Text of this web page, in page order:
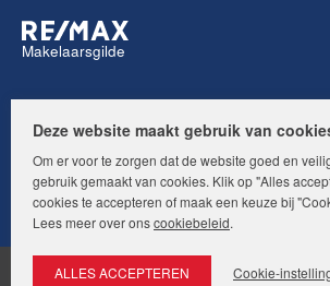
Makelaarsgilde
© RE/MAX Makelaarsgilde. Alle rechten
Deze website maakt gebruik van
Om er voor te zorgen dat de website goed en
gebruik gemaakt van cookies. Klik op "Alles
cookies te accepteren of maak een keuze bij
Lees meer over onscookiebeleid.
Cookie-